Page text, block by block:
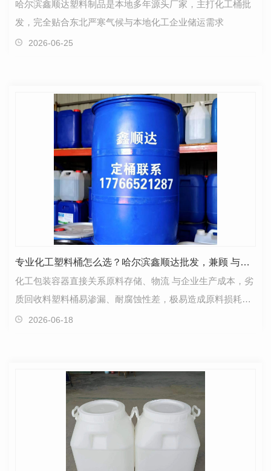
哈尔滨鑫顺达塑料制品是本地多年源头厂家，主打化工桶批
发，完全贴合东北严寒气候与本地化工企业储运需求
2026-06-25
专业化工塑料桶怎么选？哈尔滨鑫顺达批发，兼顾 与性价比
化工包装容器直接关系原料存储、物流 与企业生产成本，劣
质回收料塑料桶易渗漏、耐腐蚀性差，极易造成原料损耗、
隐患，哈尔滨企业采购化工桶批发，优先选本…
2026-06-18